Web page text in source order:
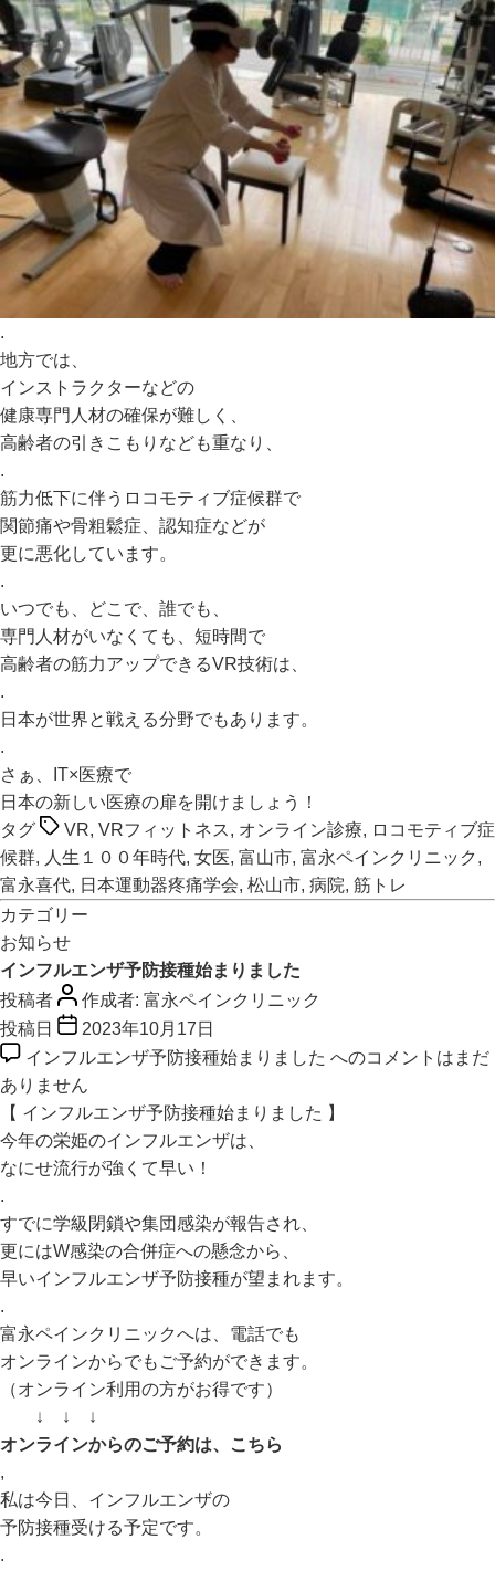
.
地方では、
インストラクターなどの
健康専門人材の確保が難しく、
高齢者の引きこもりなども重なり、
.
筋力低下に伴うロコモティブ症候群で
関節痛や骨粗鬆症、認知症などが
更に悪化しています。
.
いつでも、どこで、誰でも、
専門人材がいなくても、短時間で
高齢者の筋力アップできるVR技術は、
.
日本が世界と戦える分野でもあります。
.
さぁ、IT×医療で
日本の新しい医療の扉を開けましょう！
タグ
VR, VRフィットネス, オンライン診療, ロコモティブ症
候群, 人生１００年時代, 女医, 富山市, 富永ペインクリニック ,
富永喜代, 日本運動器疼痛学会, 松山市, 病院, 筋トレ
カテゴリー
お知らせ
インフルエンザ予防接種始まりました
投稿者
作成者: 富永ペインクリニック
投稿日
2023年10月17日
インフルエンザ予防接種始まりました へのコメントはまだ
ありません
【 インフルエンザ予防接種始まりました 】
今年の栄姫のインフルエンザは、
なにせ流行が強くて早い！
.
すでに学級閉鎖や集団感染が報告され、
更にはW感染の合併症への懸念から、
早いインフルエンザ予防接種が望まれます。
.
富永ペインクリニックへは、電話でも
オンラインからでもご予約ができます。
（オンライン利用の方がお得です）
↓ ↓ ↓
オンラインからのご予約は、こちら
,
私は今日、インフルエンザの
予防接種受ける予定です。
.